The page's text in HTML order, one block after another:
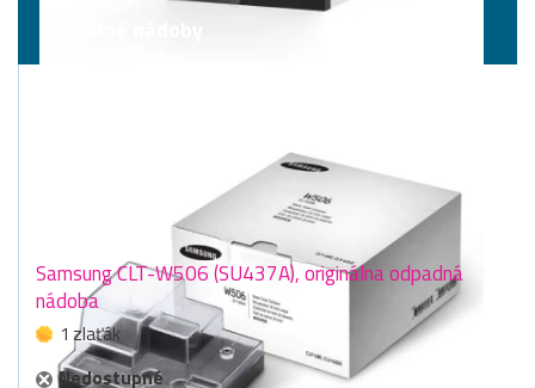
Samsung CLT-W506 (SU437A), originálna odpadná
nádoba
1 zlaťák
Nedostupné